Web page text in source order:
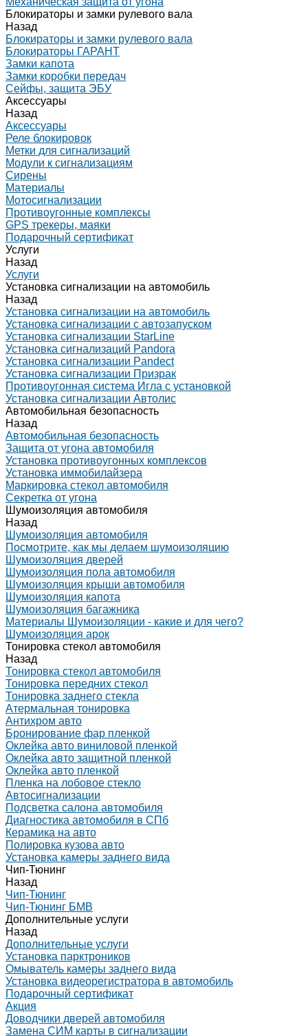
Блокираторы и замки рулевого вала
Назад
Блокираторы и замки рулевого вала
Блокираторы ГАРАНТ
Замки капота
Замки коробки передач
Сейфы, защита ЭБУ
Аксессуары
Назад
Аксессуары
Реле блокировок
Метки для сигнализаций
Модули к сигнализациям
Сирены
Материалы
Мотосигнализации
Противоугонные комплексы
GPS трекеры, маяки
Подарочный сертификат
Услуги
Назад
Услуги
Установка сигнализации на автомобиль
Назад
Установка сигнализации на автомобиль
Установка сигнализации с автозапуском
Установка сигнализации StarLine
Установка сигнализаций Pandora
Установка сигнализации Pandect
Установка сигнализации Призрак
Противоугонная система Игла с установкой
Установка сигнализации Автолис
Автомобильная безопасность
Назад
Автомобильная безопасность
Защита от угона автомобиля
Установка противоугонных комплексов
Установка иммобилайзера
Маркировка стекол автомобиля
Секретка от угона
Шумоизоляция автомобиля
Назад
Шумоизоляция автомобиля
Посмотрите, как мы делаем шумоизоляцию
Шумоизоляция дверей
Шумоизоляция пола автомобиля
Шумоизоляция крыши автомобиля
Шумоизоляция капота
Шумоизоляция багажника
Материалы Шумоизоляции - какие и для чего?
Шумоизоляция арок
Тонировка стекол автомобиля
Назад
Тонировка стекол автомобиля
Тонировка передних стекол
Тонировка заднего стекла
Атермальная тонировка
Антихром авто
Бронирование фар пленкой
Оклейка авто виниловой пленкой
Оклейка авто защитной пленкой
Оклейка авто пленкой
Пленка на лобовое стекло
Автосигнализации
Подсветка салона автомобиля
Диагностика автомобиля в СПб
Керамика на авто
Полировка кузова авто
Установка камеры заднего вида
Чип-Тюнинг
Назад
Чип-Тюнинг
Чип-Тюнинг БМВ
Дополнительные услуги
Назад
Дополнительные услуги
Установка парктроников
Омыватель камеры заднего вида
Установка видеорегистратора в автомобиль
Подарочный сертификат
Акция
Доводчики дверей автомобиля
Замена СИМ карты в сигнализации